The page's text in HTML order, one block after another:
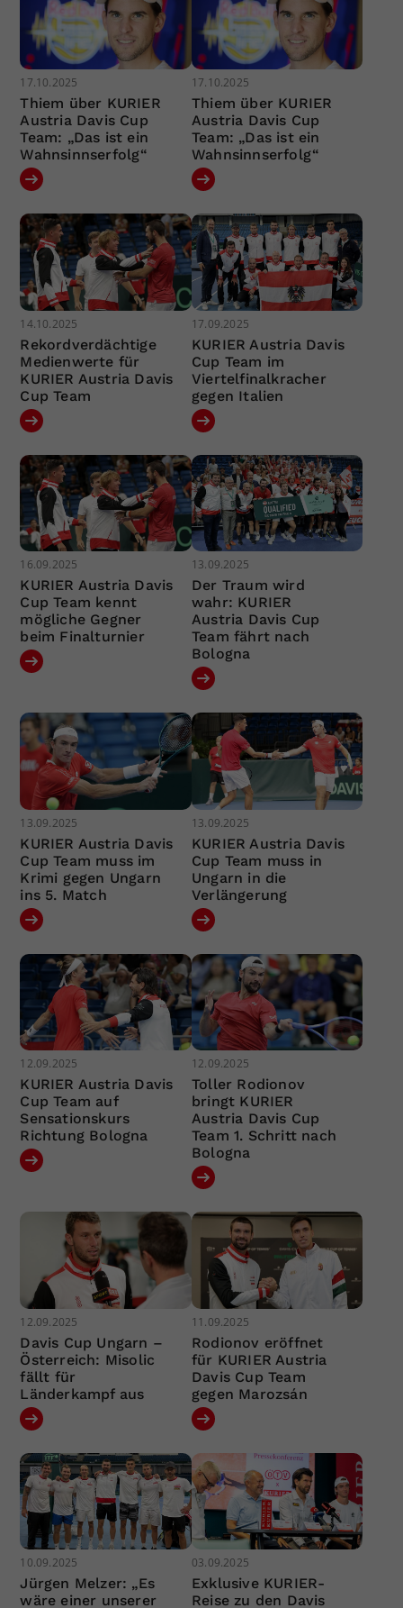
17.10.2025
Thiem über KURIER
Austria Davis Cup
Team: „Das ist ein
Wahnsinnserfolg“
17.10.2025
Thiem über KURIER
Austria Davis Cup
Team: „Das ist ein
Wahnsinnserfolg“
14.10.2025
Rekordverdächtige
Medienwerte für
KURIER Austria Davis
Cup Team
17.09.2025
KURIER Austria Davis
Cup Team im
Viertelfinalkracher
gegen Italien
16.09.2025
KURIER Austria Davis
Cup Team kennt
mögliche Gegner
beim Finalturnier
13.09.2025
Der Traum wird
wahr: KURIER
Austria Davis Cup
Team fährt nach
Bologna
13.09.2025
KURIER Austria Davis
Cup Team muss im
Krimi gegen Ungarn
ins 5. Match
13.09.2025
KURIER Austria Davis
Cup Team muss in
Ungarn in die
Verlängerung
12.09.2025
KURIER Austria Davis
Cup Team auf
Sensationskurs
Richtung Bologna
12.09.2025
Toller Rodionov
bringt KURIER
Austria Davis Cup
Team 1. Schritt nach
Bologna
12.09.2025
Davis Cup Ungarn –
Österreich: Misolic
fällt für
Länderkampf aus
11.09.2025
Rodionov eröffnet
für KURIER Austria
Davis Cup Team
gegen Marozsán
10.09.2025
Jürgen Melzer: „Es
wäre einer unserer
03.09.2025
Exklusive KURIER-
Reise zu den Davis